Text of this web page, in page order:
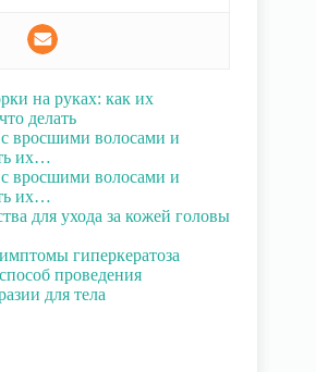
на руках: как их
делать
с вросшими волосами и
их…
с вросшими волосами и
их…
для ухода за кожей головы
гиперкератоза
проведения
для тела